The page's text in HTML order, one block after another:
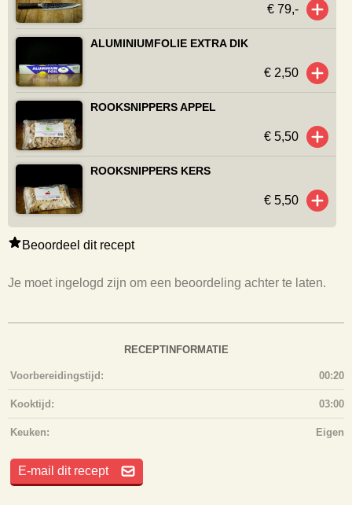
Beoordeel dit recept
Je moet ingelogd zijn om een beoordeling achter te laten.
RECEPTINFORMATIE
Voorbereidingstijd: 00:20
Kooktijd: 03:00
Keuken: Eigen
E-mail dit recept
€ 79,-
ALUMINIUMFOLIE EXTRA DIK
€ 2,50
ROOKSNIPPERS APPEL
€ 5,50
ROOKSNIPPERS KERS
€ 5,50